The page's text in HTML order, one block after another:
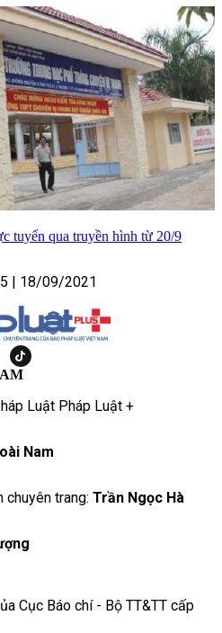
tuyến qua truyền hình từ 20/9
| 18/09/2021
Luật Pháp Luật +
Nam
chuyên trang: Trần Ngọc Hà
Cục Báo chí - Bộ TT&TT cấp